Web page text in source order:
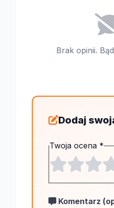
Brak opinii.
Dodaj
Twoja ocena *
Komentarz